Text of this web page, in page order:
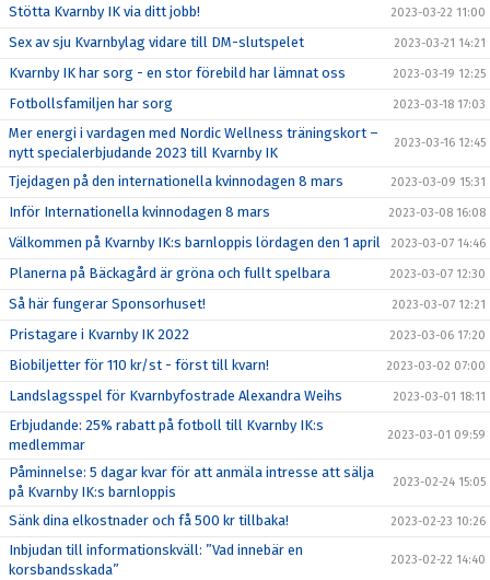
Stötta Kvarnby IK via ditt jobb! 2023-03-22 11:00
Sex av sju Kvarnbylag vidare till DM-slutspelet 2023-03-21 14:21
Kvarnby IK har sorg - en stor förebild har lämnat oss 2023-03-19 12:25
Fotbollsfamiljen har sorg 2023-03-18 17:03
Mer energi i vardagen med Nordic Wellness träningskort –
nytt specialerbjudande 2023 till Kvarnby IK
2023-03-16 12:45
Tjejdagen på den internationella kvinnodagen 8 mars 2023-03-09 15:31
Inför Internationella kvinnodagen 8 mars 2023-03-08 16:08
Välkommen på Kvarnby IK:s barnloppis lördagen den 1 april 2023-03-07 14:46
Planerna på Bäckagård är gröna och fullt spelbara 2023-03-07 12:30
Så här fungerar Sponsorhuset! 2023-03-07 12:21
Pristagare i Kvarnby IK 2022 2023-03-06 17:20
Biobiljetter för 110 kr/st - först till kvarn! 2023-03-02 07:00
Landslagsspel för Kvarnbyfostrade Alexandra Weihs 2023-03-01 18:11
Erbjudande: 25% rabatt på fotboll till Kvarnby IK:s
medlemmar
2023-03-01 09:59
Påminnelse: 5 dagar kvar för att anmäla intresse att sälja
på Kvarnby IK:s barnloppis
2023-02-24 15:05
Sänk dina elkostnader och få 500 kr tillbaka! 2023-02-23 10:26
Inbjudan till informationskväll: ”Vad innebär en
korsbandsskada”
2023-02-22 14:40